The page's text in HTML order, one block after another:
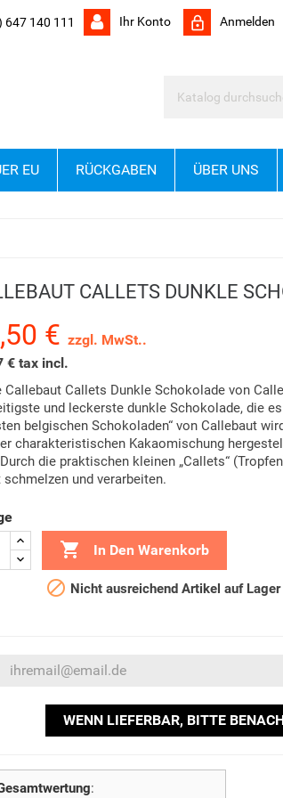
Ihr Konto  Anmelden
647 140 111
EU RÜCKGABEN ÜBER UNS
CALLETS DUNKLE
€ zzgl. MwSt..
€ tax incl.
Callebaut Callets Dunkle Schokolade von
und leckerste dunkle Schokolade, die
belgischen Schokoladen“ von Callebaut
charakteristischen Kakaomischung
die praktischen kleinen „Callets“
schmelzen und verarbeiten.
 In Den Warenkorb
 Nicht ausreichend Artikel auf Lager
WENN LIEFERBAR, BITTE
: